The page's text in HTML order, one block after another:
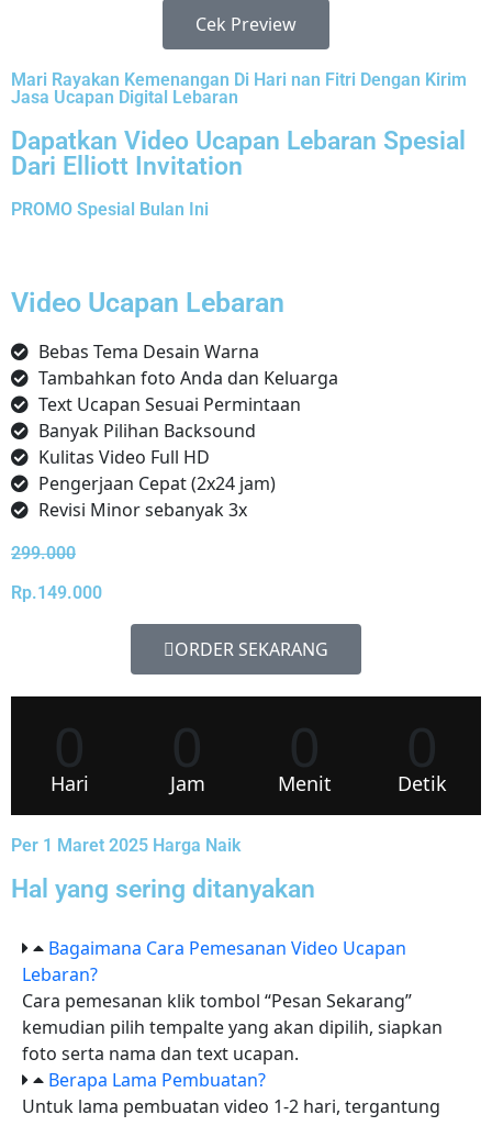
Cek Preview
Mari Rayakan Kemenangan Di Hari nan Fitri Dengan Kirim
Jasa Ucapan Digital Lebaran
Dapatkan Video Ucapan Lebaran Spesial
Dari Elliott Invitation
PROMO Spesial Bulan Ini
Video Ucapan Lebaran
Bebas Tema Desain Warna
Tambahkan foto Anda dan Keluarga
Text Ucapan Sesuai Permintaan
Banyak Pilihan Backsound
Kulitas Video Full HD
Pengerjaan Cepat (2x24 jam)
Revisi Minor sebanyak 3x
299.000
Rp.149.000
ORDER SEKARANG
0
Hari 0
Jam 0
Menit 0
Detik
Per 1 Maret 2025 Harga Naik
Hal yang sering ditanyakan
Bagaimana Cara Pemesanan Video Ucapan
Lebaran?
Cara pemesanan klik tombol “Pesan Sekarang”
kemudian pilih tempalte yang akan dipilih, siapkan
foto serta nama dan text ucapan.
Berapa Lama Pembuatan?
Untuk lama pembuatan video 1-2 hari, tergantung